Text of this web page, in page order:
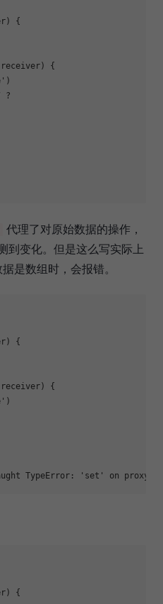
{
{
)
?
代理了对原始数据的操作，
到变化。但是这么写实际上
是数组时，会报错。
{
{
)
TypeError: 'set' on
{